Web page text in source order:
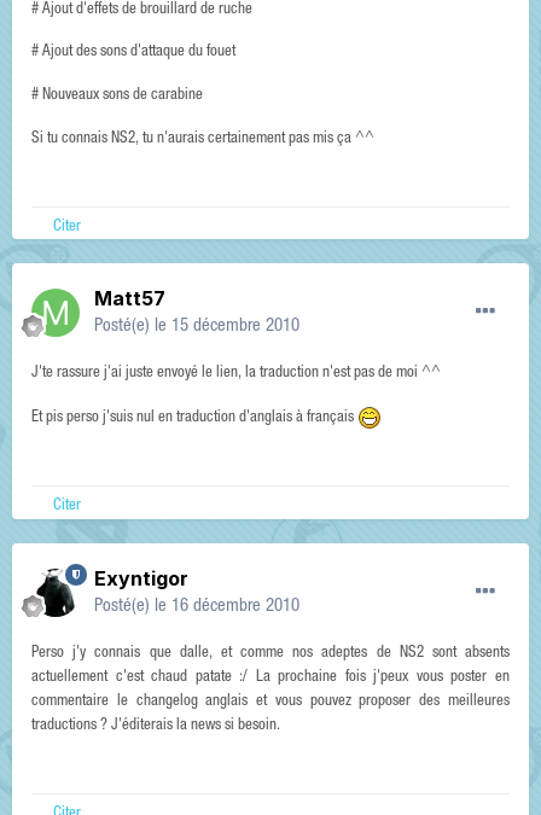
# Ajout d'effets de brouillard de ruche
# Ajout des sons d'attaque du fouet
# Nouveaux sons de carabine
Si tu connais NS2, tu n'aurais certainement pas mis ça ^^
Citer
Matt57
Posté(e) le 15 décembre 2010
J'te rassure j'ai juste envoyé le lien, la traduction n'est pas de moi ^^
Et pis perso j'suis nul en traduction d'anglais à français
Citer
Exyntigor
Posté(e) le 16 décembre 2010
Perso j'y connais que dalle, et comme nos adeptes de NS2 sont absents
actuellement c'est chaud patate :/ La prochaine fois j'peux vous poster en
commentaire le changelog anglais et vous pouvez proposer des meilleures
traductions ? J'éditerais la news si besoin.